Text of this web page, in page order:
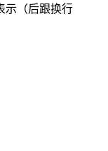
示（后跟换行